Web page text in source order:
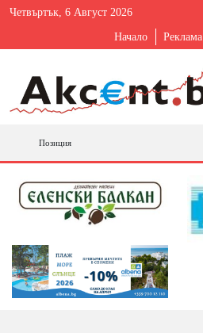
Четвъртък, 6 Август 2026
Начало Реклама
Позиция